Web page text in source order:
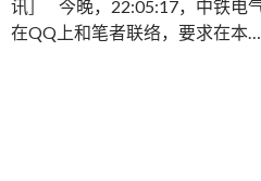
讯］ 今晚，22:05:17，中铁电
在QQ上和笔者联络，要求在本…